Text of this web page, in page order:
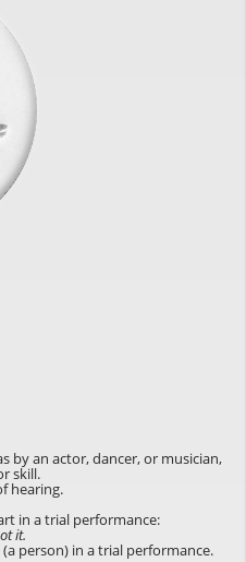
by an actor, dancer, or musician,
skill.
hearing.
in a trial performance:
it.
person) in a trial performance.